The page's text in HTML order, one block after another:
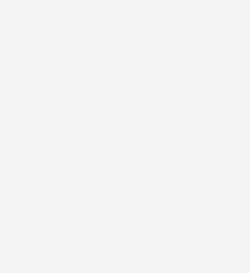
der Vergangenheit mehrfach aufgrund von
ausgefallen war. Die Ursache für
mittlerweile erkannt und von uns behoben.
ob ein
ein paar nicht ganz ernst gemeinte Beiträge
mussten wir in den letzten zwanzig Jahren
unsere vermeintlich absurden Einfälle